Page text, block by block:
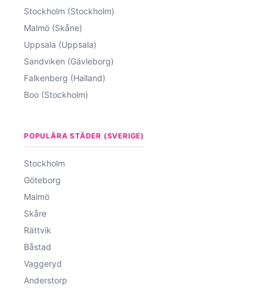
Stockholm (Stockholm)
Malmö (Skåne)
Uppsala (Uppsala)
Sandviken (Gävleborg)
Falkenberg (Halland)
Boo (Stockholm)
POPULÄRA STÄDER (SVERIGE)
Stockholm
Göteborg
Malmö
Skåre
Rättvik
Båstad
Vaggeryd
Anderstorp